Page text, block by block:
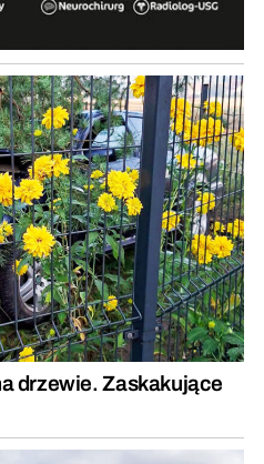
drzewie. Zaskakujące